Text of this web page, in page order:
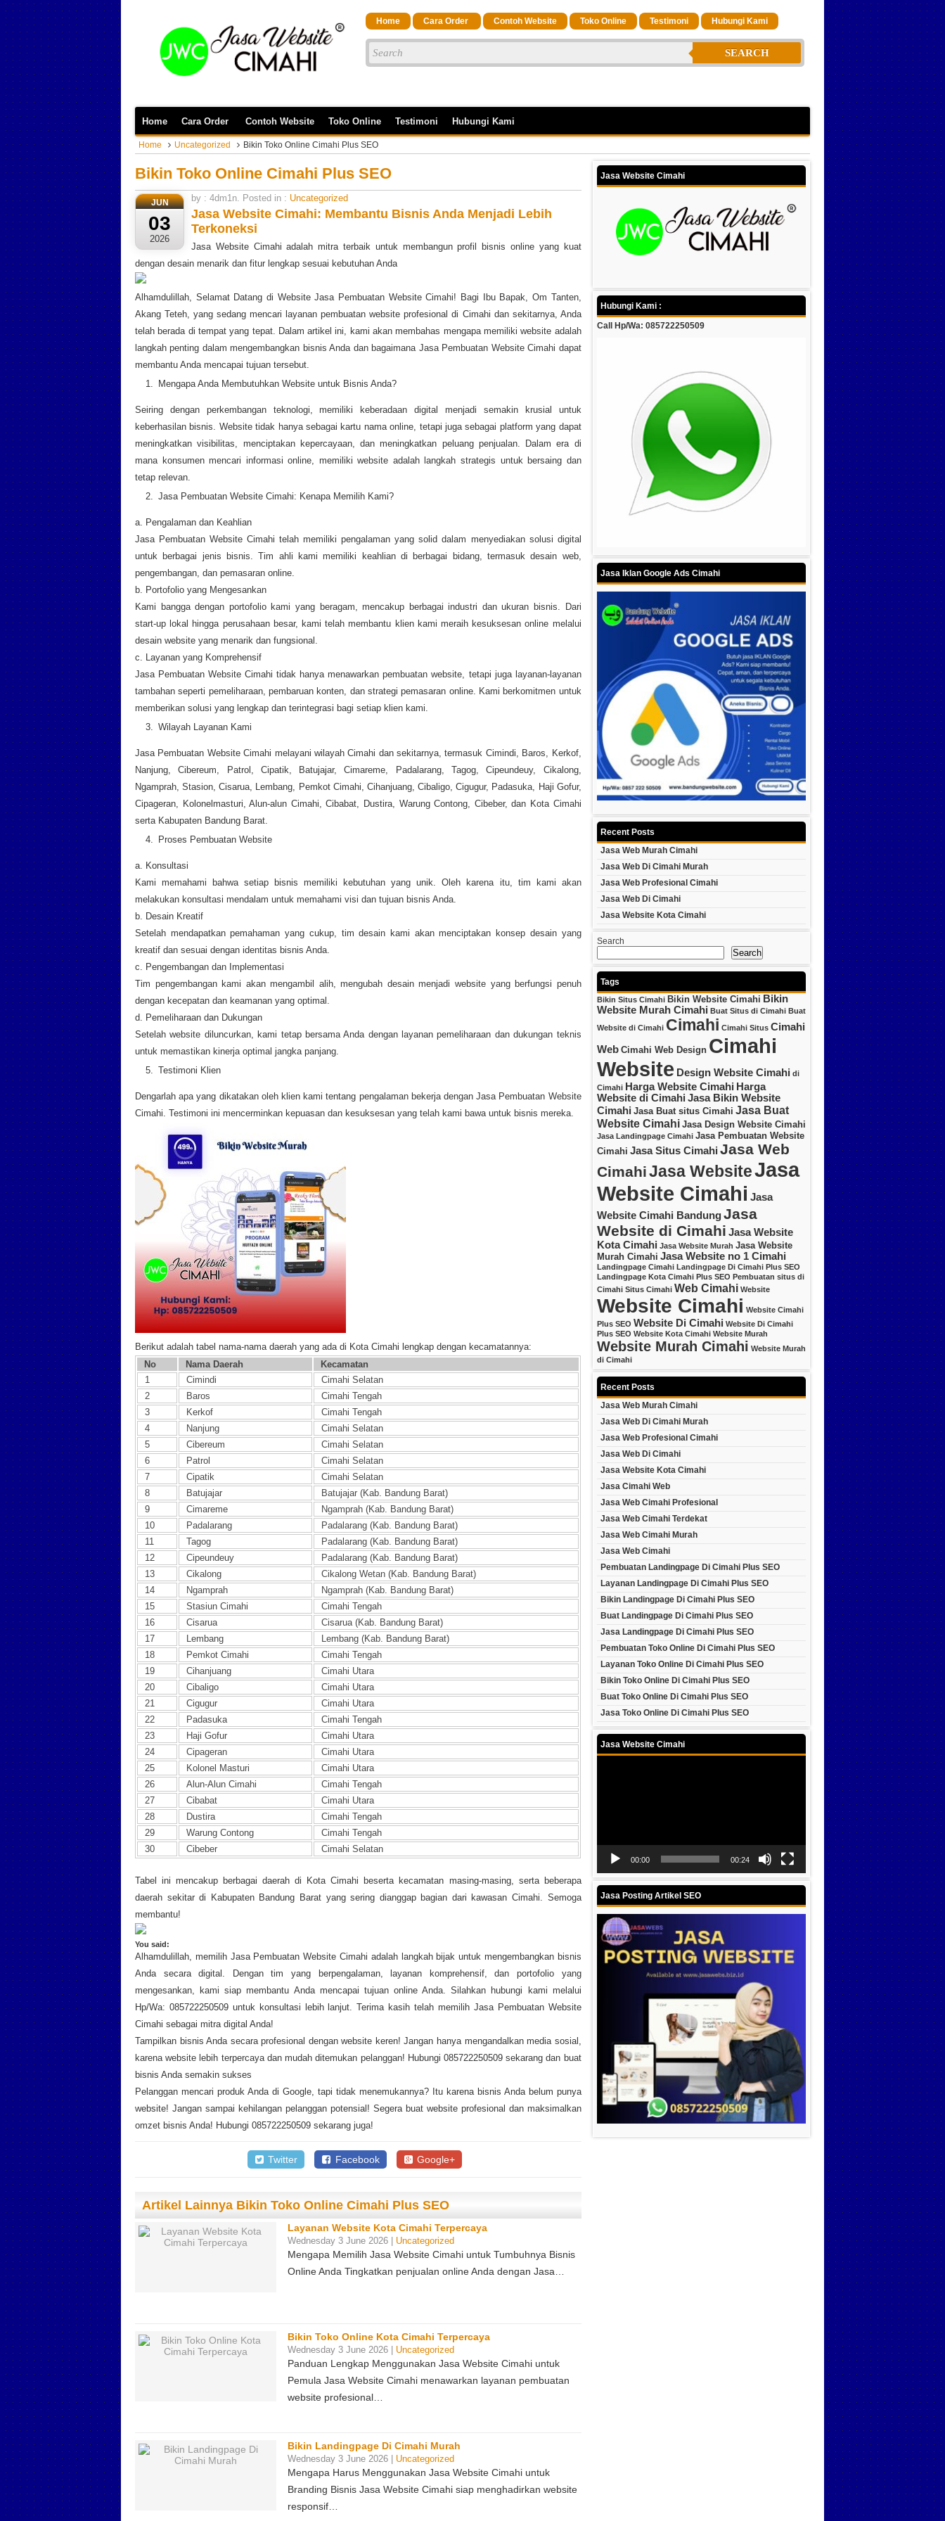
Home Cara Order Contoh Website Toko Online Testimoni Hubungi Kami
SEARCH
Home Cara Order Contoh Website Toko Online Testimoni Hubungi Kami
Home Uncategorized Bikin Toko Online Cimahi Plus SEO
Bikin Toko Online Cimahi Plus SEO
JUN
03
2026
by : 4dm1n. Posted in : Uncategorized
Jasa Website Cimahi: Membantu Bisnis Anda Menjadi Lebih
Terkoneksi
Jasa Website Cimahi adalah mitra terbaik untuk membangun profil bisnis online yang kuat
dengan desain menarik dan fitur lengkap sesuai kebutuhan Anda
Alhamdulillah, Selamat Datang di Website Jasa Pembuatan Website Cimahi! Bagi Ibu Bapak, Om Tanten,
Akang Teteh, yang sedang mencari layanan pembuatan website profesional di Cimahi dan sekitarnya, Anda
telah berada di tempat yang tepat. Dalam artikel ini, kami akan membahas mengapa memiliki website adalah
langkah penting dalam mengembangkan bisnis Anda dan bagaimana Jasa Pembuatan Website Cimahi dapat
membantu Anda mencapai tujuan tersebut.
Mengapa Anda Membutuhkan Website untuk Bisnis Anda?
Seiring dengan perkembangan teknologi, memiliki keberadaan digital menjadi semakin krusial untuk
keberhasilan bisnis. Website tidak hanya sebagai kartu nama online, tetapi juga sebagai platform yang dapat
meningkatkan visibilitas, menciptakan kepercayaan, dan meningkatkan peluang penjualan. Dalam era di
mana konsumen mencari informasi online, memiliki website adalah langkah strategis untuk bersaing dan
tetap relevan.
Jasa Pembuatan Website Cimahi: Kenapa Memilih Kami?
a. Pengalaman dan Keahlian
Jasa Pembuatan Website Cimahi telah memiliki pengalaman yang solid dalam menyediakan solusi digital
untuk berbagai jenis bisnis. Tim ahli kami memiliki keahlian di berbagai bidang, termasuk desain web,
pengembangan, dan pemasaran online.
b. Portofolio yang Mengesankan
Kami bangga dengan portofolio kami yang beragam, mencakup berbagai industri dan ukuran bisnis. Dari
start-up lokal hingga perusahaan besar, kami telah membantu klien kami meraih kesuksesan online melalui
desain website yang menarik dan fungsional.
c. Layanan yang Komprehensif
Jasa Pembuatan Website Cimahi tidak hanya menawarkan pembuatan website, tetapi juga layanan-layanan
tambahan seperti pemeliharaan, pembaruan konten, dan strategi pemasaran online. Kami berkomitmen untuk
memberikan solusi yang lengkap dan terintegrasi bagi setiap klien kami.
Wilayah Layanan Kami
Jasa Pembuatan Website Cimahi melayani wilayah Cimahi dan sekitarnya, termasuk Cimindi, Baros, Kerkof,
Nanjung, Cibereum, Patrol, Cipatik, Batujajar, Cimareme, Padalarang, Tagog, Cipeundeuy, Cikalong,
Ngamprah, Stasion, Cisarua, Lembang, Pemkot Cimahi, Cihanjuang, Cibaligo, Cigugur, Padasuka, Haji Gofur,
Cipageran, Kolonelmasturi, Alun-alun Cimahi, Cibabat, Dustira, Warung Contong, Cibeber, dan Kota Cimahi
serta Kabupaten Bandung Barat.
Proses Pembuatan Website
a. Konsultasi
Kami memahami bahwa setiap bisnis memiliki kebutuhan yang unik. Oleh karena itu, tim kami akan
melakukan konsultasi mendalam untuk memahami visi dan tujuan bisnis Anda.
b. Desain Kreatif
Setelah mendapatkan pemahaman yang cukup, tim desain kami akan menciptakan konsep desain yang
kreatif dan sesuai dengan identitas bisnis Anda.
c. Pengembangan dan Implementasi
Tim pengembangan kami akan mengambil alih, mengubah desain menjadi website yang berfungsi penuh
dengan kecepatan dan keamanan yang optimal.
d. Pemeliharaan dan Dukungan
Setelah website diluncurkan, kami tetap bersama Anda dengan layanan pemeliharaan dan dukungan teknis
untuk memastikan kinerja optimal jangka panjang.
Testimoni Klien
Dengarlah apa yang dikatakan oleh klien kami tentang pengalaman bekerja dengan Jasa Pembuatan Website
Cimahi. Testimoni ini mencerminkan kepuasan dan kesuksesan yang telah kami bawa untuk bisnis mereka.
Berikut adalah tabel nama-nama daerah yang ada di Kota Cimahi lengkap dengan kecamatannya:
No
Nama Daerah
Kecamatan
1
Cimindi
Cimahi Selatan
2
Baros
Cimahi Tengah
3
Kerkof
Cimahi Tengah
4
Nanjung
Cimahi Selatan
5
Cibereum
Cimahi Selatan
6
Patrol
Cimahi Selatan
7
Cipatik
Cimahi Selatan
8
Batujajar
Batujajar (Kab. Bandung Barat)
9
Cimareme
Ngamprah (Kab. Bandung Barat)
10
Padalarang
Padalarang (Kab. Bandung Barat)
11
Tagog
Padalarang (Kab. Bandung Barat)
12
Cipeundeuy
Padalarang (Kab. Bandung Barat)
13
Cikalong
Cikalong Wetan (Kab. Bandung Barat)
14
Ngamprah
Ngamprah (Kab. Bandung Barat)
15
Stasiun Cimahi
Cimahi Tengah
16
Cisarua
Cisarua (Kab. Bandung Barat)
17
Lembang
Lembang (Kab. Bandung Barat)
18
Pemkot Cimahi
Cimahi Tengah
19
Cihanjuang
Cimahi Utara
20
Cibaligo
Cimahi Utara
21
Cigugur
Cimahi Utara
22
Padasuka
Cimahi Tengah
23
Haji Gofur
Cimahi Utara
24
Cipageran
Cimahi Utara
25
Kolonel Masturi
Cimahi Utara
26
Alun-Alun Cimahi
Cimahi Tengah
27
Cibabat
Cimahi Utara
28
Dustira
Cimahi Tengah
29
Warung Contong
Cimahi Tengah
30
Cibeber Cimahi Selatan
Tabel ini mencakup berbagai daerah di Kota Cimahi beserta kecamatan masing-masing, serta beberapa
daerah sekitar di Kabupaten Bandung Barat yang sering dianggap bagian dari kawasan Cimahi. Semoga
membantu!
You said:
Alhamdulillah, memilih Jasa Pembuatan Website Cimahi adalah langkah bijak untuk mengembangkan bisnis
Anda secara digital. Dengan tim yang berpengalaman, layanan komprehensif, dan portofolio yang
mengesankan, kami siap membantu Anda mencapai tujuan online Anda. Silahkan hubungi kami melalui
Hp/Wa: 085722250509 untuk konsultasi lebih lanjut. Terima kasih telah memilih Jasa Pembuatan Website
Cimahi sebagai mitra digital Anda!
Tampilkan bisnis Anda secara profesional dengan website keren! Jangan hanya mengandalkan media sosial,
karena website lebih terpercaya dan mudah ditemukan pelanggan! Hubungi 085722250509 sekarang dan buat
bisnis Anda semakin sukses
Pelanggan mencari produk Anda di Google, tapi tidak menemukannya? Itu karena bisnis Anda belum punya
website! Jangan sampai kehilangan pelanggan potensial! Segera buat website profesional dan maksimalkan
omzet bisnis Anda! Hubungi 085722250509 sekarang juga!
Twitter Facebook Google+
Artikel Lainnya Bikin Toko Online Cimahi Plus SEO
Layanan Website Kota Cimahi Terpercaya
Wednesday 3 June 2026 | Uncategorized
Mengapa Memilih Jasa Website Cimahi untuk Tumbuhnya Bisnis
Online Anda Tingkatkan penjualan online Anda dengan Jasa…
Bikin Toko Online Kota Cimahi Terpercaya
Wednesday 3 June 2026 | Uncategorized
Panduan Lengkap Menggunakan Jasa Website Cimahi untuk
Pemula Jasa Website Cimahi menawarkan layanan pembuatan
website profesional…
Bikin Landingpage Di Cimahi Murah
Wednesday 3 June 2026 | Uncategorized
Mengapa Harus Menggunakan Jasa Website Cimahi untuk
Branding Bisnis Jasa Website Cimahi siap menghadirkan website
responsif…
Jasa Website Cimahi
Hubungi Kami :
Call Hp/Wa: 085722250509
Jasa Iklan Google Ads Cimahi
Recent Posts
Jasa Web Murah Cimahi
Jasa Web Di Cimahi Murah
Jasa Web Profesional Cimahi
Jasa Web Di Cimahi
Jasa Website Kota Cimahi
Search
Search
Tags
Bikin Situs Cimahi Bikin Website Cimahi Bikin
Website Murah Cimahi Buat Situs di Cimahi Buat
Website di Cimahi Cimahi Cimahi Situs Cimahi
Web Cimahi Web Design Cimahi
Website Design Website Cimahi di
Cimahi Harga Website Cimahi Harga
Website di Cimahi Jasa Bikin Website
Cimahi Jasa Buat situs Cimahi Jasa Buat
Website Cimahi Jasa Design Website Cimahi
Jasa Landingpage Cimahi Jasa Pembuatan Website
Cimahi Jasa Situs Cimahi Jasa Web
CimahiJasa WebsiteJasa
Website Cimahi Jasa
Website Cimahi Bandung Jasa
Website di Cimahi Jasa Website
Kota Cimahi Jasa Website Murah Jasa Website
Murah Cimahi Jasa Website no 1 Cimahi
Landingpage Cimahi Landingpage Di Cimahi Plus SEO
Landingpage Kota Cimahi Plus SEO Pembuatan situs di
Cimahi Situs Cimahi Web Cimahi Website
Website Cimahi Website Cimahi
Plus SEO Website Di Cimahi Website Di Cimahi
Plus SEO Website Kota Cimahi Website Murah
Website Murah Cimahi Website Murah
di Cimahi
Recent Posts
Jasa Web Murah Cimahi
Jasa Web Di Cimahi Murah
Jasa Web Profesional Cimahi
Jasa Web Di Cimahi
Jasa Website Kota Cimahi
Jasa Cimahi Web
Jasa Web Cimahi Profesional
Jasa Web Cimahi Terdekat
Jasa Web Cimahi Murah
Jasa Web Cimahi
Pembuatan Landingpage Di Cimahi Plus SEO
Layanan Landingpage Di Cimahi Plus SEO
Bikin Landingpage Di Cimahi Plus SEO
Buat Landingpage Di Cimahi Plus SEO
Jasa Landingpage Di Cimahi Plus SEO
Pembuatan Toko Online Di Cimahi Plus SEO
Layanan Toko Online Di Cimahi Plus SEO
Bikin Toko Online Di Cimahi Plus SEO
Buat Toko Online Di Cimahi Plus SEO
Jasa Toko Online Di Cimahi Plus SEO
Jasa Website Cimahi
00:00 00:24
Jasa Posting Artikel SEO